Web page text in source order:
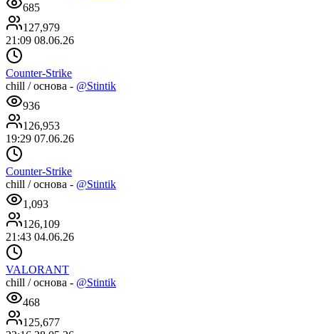
685
127,979
21:09 08.06.26
Counter-Strike
chill / основа - @Stintik
936
126,953
19:29 07.06.26
Counter-Strike
chill / основа - @Stintik
1,093
126,109
21:43 04.06.26
VALORANT
chill / основа - @Stintik
468
125,677